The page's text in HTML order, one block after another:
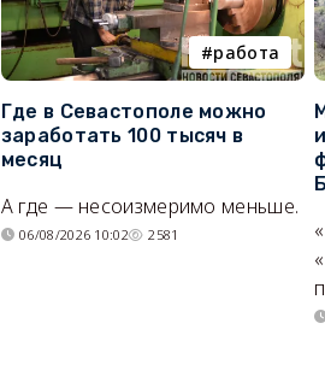
работа
Где в Севастополе можно
заработать 100 тысяч в
месяц
А где — несоизмеримо меньше.
06/08/2026 10:02 2581